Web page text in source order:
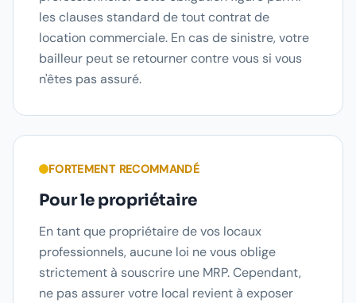
les clauses standard de tout contrat de
location commerciale. En cas de sinistre, votre
bailleur peut se retourner contre vous si vous
n'êtes pas assuré.
FORTEMENT RECOMMANDÉ
Pour le propriétaire
En tant que propriétaire de vos locaux
professionnels, aucune loi ne vous oblige
strictement à souscrire une MRP. Cependant,
ne pas assurer votre local revient à exposer